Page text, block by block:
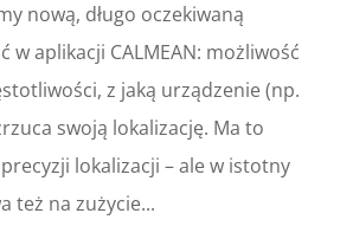
nową, długo oczekiwaną
w aplikacji CALMEAN: możliwość
z jaką urządzenie (np.
swoją lokalizację. Ma to
lokalizacji – ale w istotny
też na zużycie...